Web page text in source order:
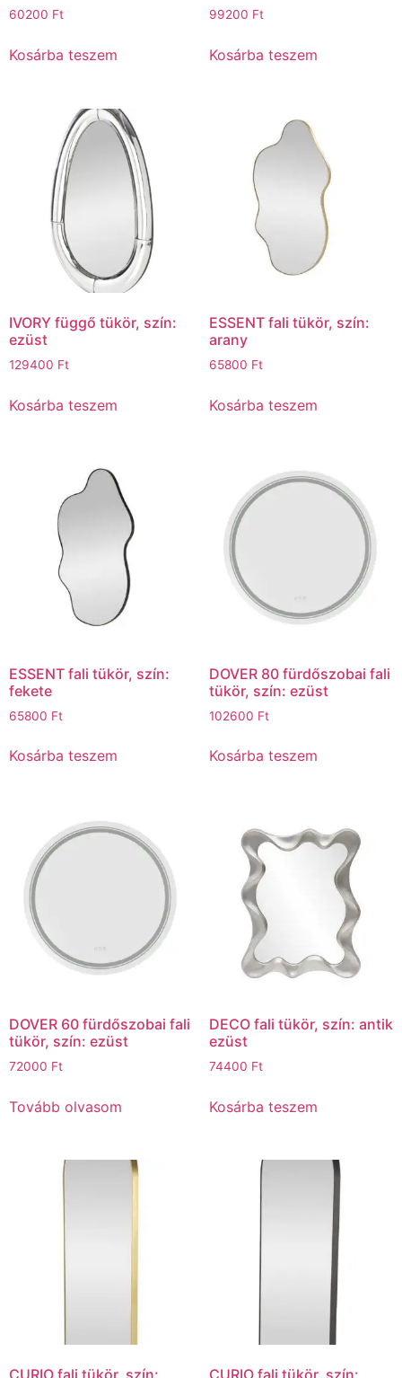
60200 Ft
Kosárba teszem
99200 Ft
Kosárba teszem
IVORY függő tükör, szín:
ezüst
129400 Ft
Kosárba teszem
ESSENT fali tükör, szín:
arany
65800 Ft
Kosárba teszem
ESSENT fali tükör, szín:
fekete
65800 Ft
Kosárba teszem
DOVER 80 fürdőszobai fali
tükör, szín: ezüst
102600 Ft
Kosárba teszem
DOVER 60 fürdőszobai fali
tükör, szín: ezüst
72000 Ft
Tovább olvasom
DECO fali tükör, szín: antik
ezüst
74400 Ft
Kosárba teszem
CURIO fali tükör, szín: CURIO fali tükör, szín: